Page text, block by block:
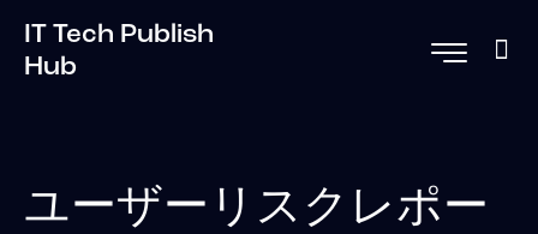
IT Tech Publish
Hub
ユーザーリスクレポー